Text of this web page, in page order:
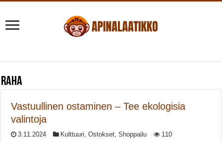
Raha
Vastuullinen ostaminen – Tee ekologisia
valintoja
3.11.2024 Kulttuuri,Ostokset,Shoppailu 110